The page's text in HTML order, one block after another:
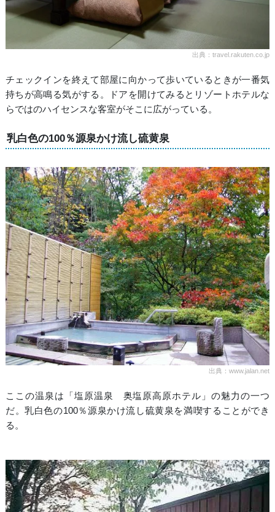
出典：travel.rakuten.co.jp
チェックインを終えて部屋に向かって歩いているときが一番気
持ちが高鳴る気がする。ドアを開けてみるとリゾートホテルな
らではのハイセンスな客室がそこに広がっている。
乳白色の100％源泉かけ流し硫黄泉
出典：www.jalan.net
ここの温泉は「塩原温泉 奥塩原高原ホテル」の魅力の一つ
だ。乳白色の100％源泉かけ流し硫黄泉を満喫することができ
る。